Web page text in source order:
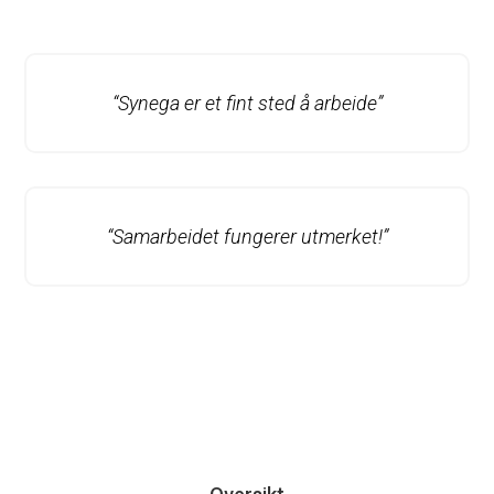
“Synega er et fint sted å arbeide”
“Samarbeidet fungerer utmerket!”